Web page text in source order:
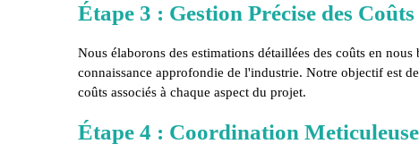
Étape 3 : Gestion Précise des Coûts
Nous élaborons des estimations détaillées des coûts en
connaissance approfondie de l'industrie. Notre objectif est
coûts associés à chaque aspect du projet.
Étape 4 : Coordination Meticuleuse